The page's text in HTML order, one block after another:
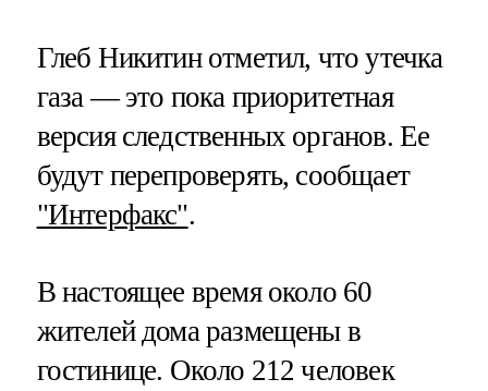
Глеб Никитин отметил, что утечка
газа — это пока приоритетная
версия следственных органов. Ее
будут перепроверять, сообщает
"Интерфакс".
В настоящее время около 60
жителей дома размещены в
гостинице. Около 212 человек